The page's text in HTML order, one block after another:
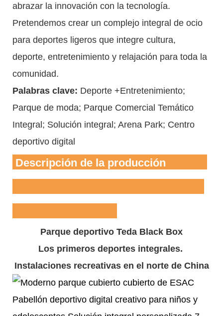
abrazar la innovación con la tecnología.
Pretendemos crear un complejo integral de ocio
para deportes ligeros que integre cultura,
deporte, entretenimiento y relajación para toda la
comunidad.
Palabras clave: Deporte +Entretenimiento;
Parque de moda; Parque Comercial Temático
Integral; Solución integral; Arena Park; Centro
deportivo digital
Descripción de la producción
Parque deportivo Teda Black Box
Los primeros deportes integrales.
Instalaciones recreativas en el norte de China